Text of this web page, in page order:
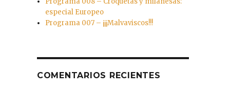
especial Europeo
Programa 007 – ¡¡¡Malvaviscos!!!
COMENTARIOS RECIENTES